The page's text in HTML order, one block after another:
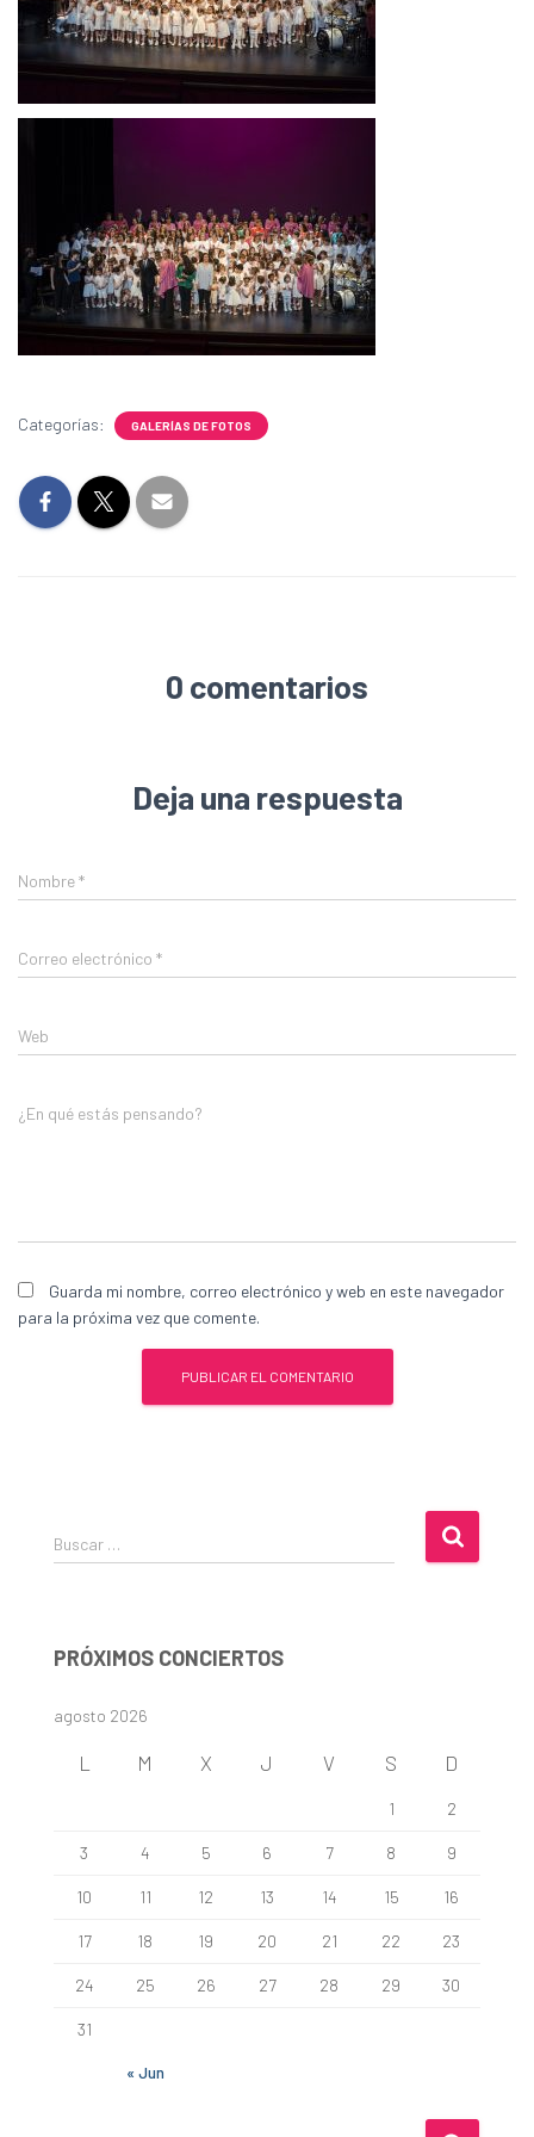
Categorías: GALERÍAS DE FOTOS
0 comentarios
Deja una respuesta
Nombre*
Correo electrónico *
Web
¿En qué estás pensando?
Guarda mi nombre, correo electrónico y web en este navegador
para la próxima vez que comente.
u
r
Buscar …
PRÓXIMOS CONCIERTOS
agosto 2026
L M X J V S D
« Jun
1 2
3 4 5 6 7 8 9
10 11 12 13 14 15 16
17 18 19 20 21 22 23
24 25 26 27 28 29 30
31